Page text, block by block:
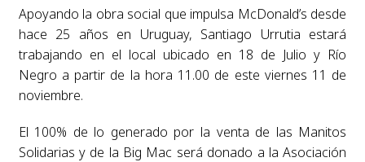
Apoyando la obra social que impulsa McDonald’s desde
hace 25 años en Uruguay, Santiago Urrutia estará
trabajando en el local ubicado en 18 de Julio y Río
Negro a partir de la hora 11.00 de este viernes 11 de
noviembre.
El 100% de lo generado por la venta de las Manitos
Solidarias y de la Big Mac será donado a la Asociación